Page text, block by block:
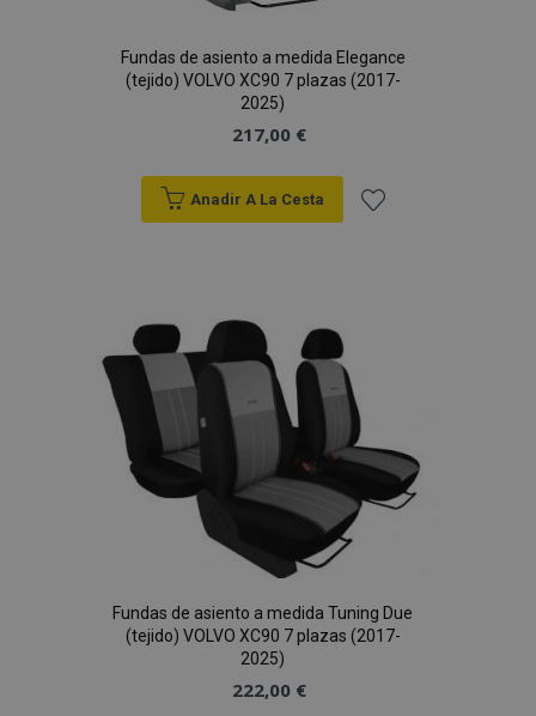
Fundas de asiento a medida Elegance
(tejido) VOLVO XC90 7 plazas (2017-
2025)
217,00 €
Anadir A La Cesta
Deseos
Fundas de asiento a medida Tuning Due
(tejido) VOLVO XC90 7 plazas (2017-
2025)
222,00 €